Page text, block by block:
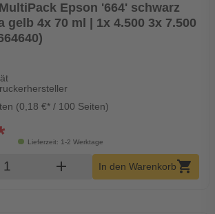
Epson '664' schwarz
gelb 4x 70 ml | 1x 4.500 3x 7.500
(0,18 €* / 100 Seiten)
Lieferzeit: 1-2 Werktage
Warenkorb Menge
add In den Warenkorbshopping_cart